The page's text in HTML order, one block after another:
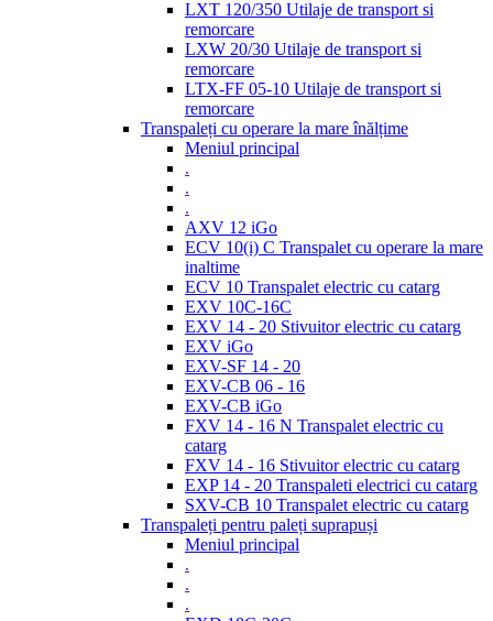
LXT 120/350 Utilaje de transport si
remorcare
LXW 20/30 Utilaje de transport si
remorcare
LTX-FF 05-10 Utilaje de transport si
remorcare
Transpaleți cu operare la mare înălțime
Meniul principal
.
.
.
AXV 12 iGo
ECV 10(i) C Transpalet cu operare la mare
inaltime
ECV 10 Transpalet electric cu catarg
EXV 10C-16C
EXV 14 - 20 Stivuitor electric cu catarg
EXV iGo
EXV-SF 14 - 20
EXV-CB 06 - 16
EXV-CB iGo
FXV 14 - 16 N Transpalet electric cu
catarg
FXV 14 - 16 Stivuitor electric cu catarg
EXP 14 - 20 Transpaleti electrici cu catarg
SXV-CB 10 Transpalet electric cu catarg
Transpaleți pentru paleți suprapuși
Meniul principal
.
.
.